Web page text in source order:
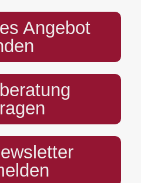
Angebot